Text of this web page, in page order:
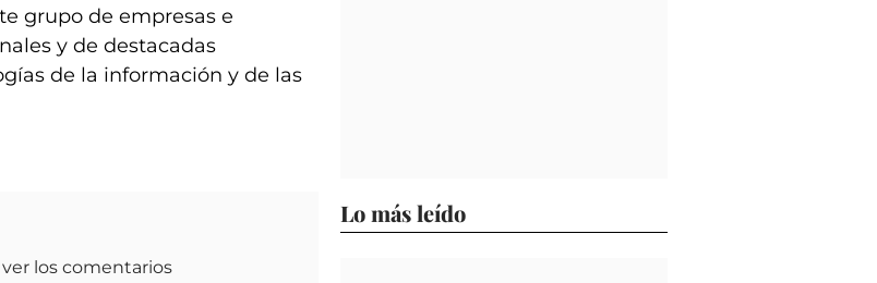
grupo de empresas e
y de destacadas
de la información y de las
los comentarios
Lo más leído